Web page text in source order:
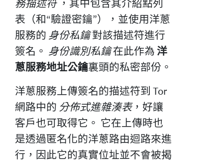
務描述符，其中包含其介紹點列
表（和“驗證密鑰”），並使用洋蔥
服務的 身份私鑰對該描述符進行
簽名。 身份識別私鑰在此作為洋
蔥服務地址公鑰裏頭的私密部份。
洋蔥服務上傳簽名的描述符到 Tor
網路中的 分佈式進雜湊表，好讓
客戶也可取得它。 它在上傳時也
是透過匿名化的洋蔥路由迴路來進
行，因此它的真實位址並不會被揭